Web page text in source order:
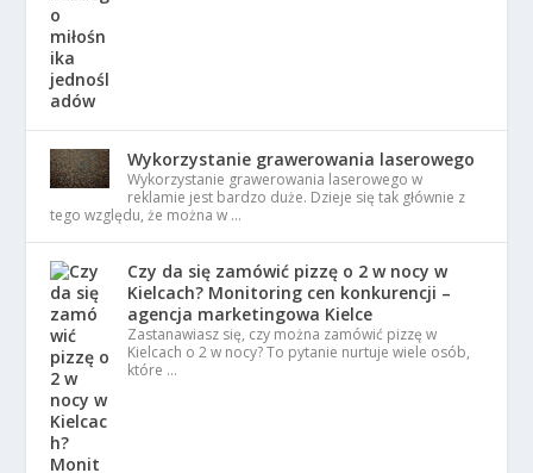
Wykorzystanie grawerowania laserowego
Wykorzystanie grawerowania laserowego w
reklamie jest bardzo duże. Dzieje się tak głównie z
tego względu, że można w …
Czy da się zamówić pizzę o 2 w nocy w
Kielcach? Monitoring cen konkurencji –
agencja marketingowa Kielce
Zastanawiasz się, czy można zamówić pizzę w
Kielcach o 2 w nocy? To pytanie nurtuje wiele osób,
które …